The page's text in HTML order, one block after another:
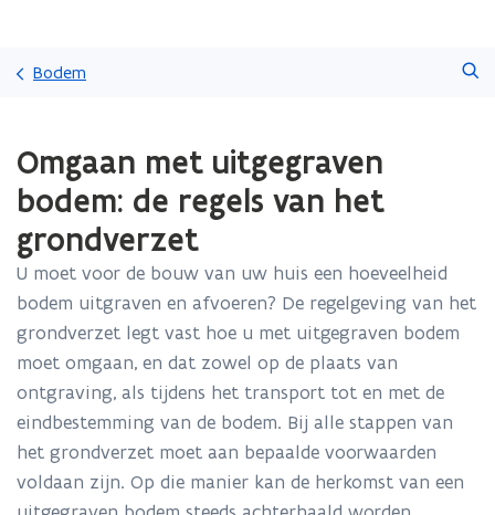
gaan
Bodem
met
laden.
zich
op:
Omgaan
met
uitgegraven
bodem:
van
het
grondverzet
Omgaan met uitgegraven
bodem: de regels van het
grondverzet
U moet voor de bouw van uw huis een hoeveelheid
bodem uitgraven en afvoeren? De regelgeving van het
grondverzet legt vast hoe u met uitgegraven bodem
moet omgaan, en dat zowel op de plaats van
ontgraving, als tijdens het transport tot en met de
eindbestemming van de bodem. Bij alle stappen van
het grondverzet moet aan bepaalde voorwaarden
voldaan zijn. Op die manier kan de herkomst van een